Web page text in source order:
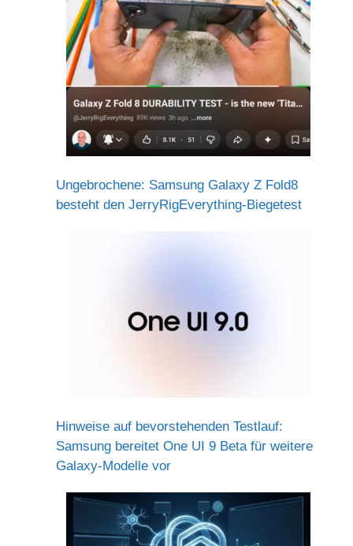
Ungebrochene: Samsung Galaxy Z Fold8
besteht den JerryRigEverything-Biegetest
Hinweise auf bevorstehenden Testlauf:
Samsung bereitet One UI 9 Beta für weitere
Galaxy-Modelle vor